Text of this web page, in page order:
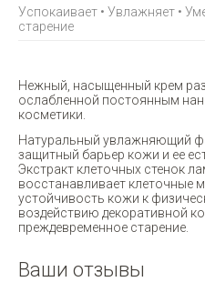
Успокаивает • Увлажняет •
старение
Нежный, насыщенный крем
ослабленной постоянным
косметики.
Натуральный увлажняющий
защитный барьер кожи и ее
Экстракт клеточных стенок
восстанавливает клеточные
устойчивость кожи к
воздействию декоративной
преждевременное старение.
Ваши отзывы